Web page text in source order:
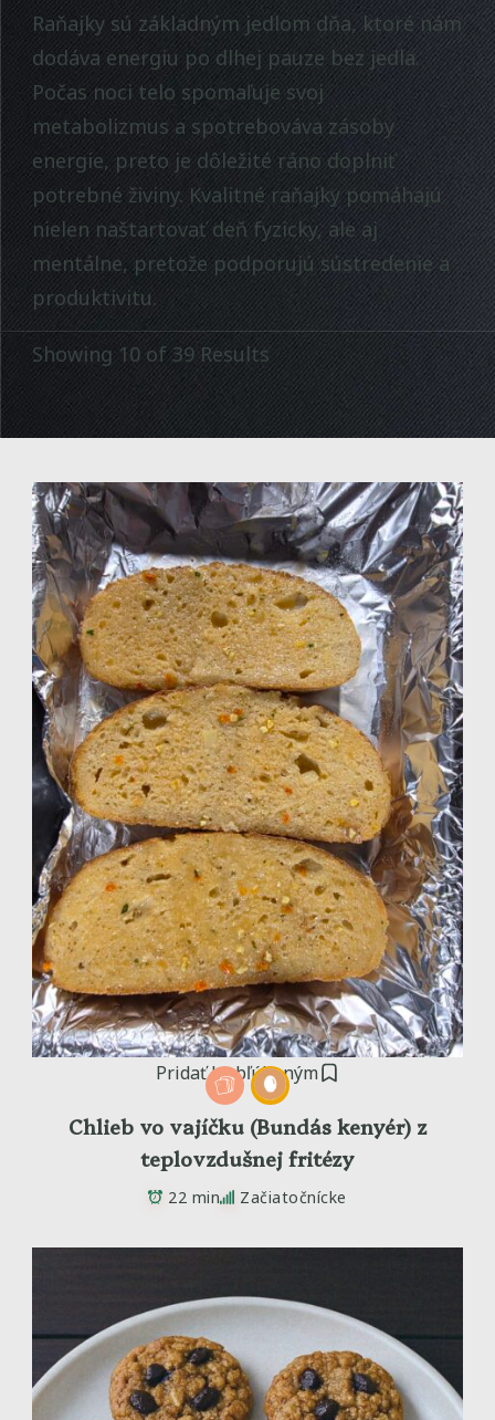
Raňajky sú základným jedlom dňa, ktoré nám
dodáva energiu po dlhej pauze bez jedla.
Počas noci telo spomaľuje svoj
metabolizmus a spotrebováva zásoby
energie, preto je dôležité ráno doplniť
potrebné živiny. Kvalitné raňajky pomáhajú
nielen naštartovať deň fyzicky, ale aj
mentálne, pretože podporujú sústredenie a
produktivitu.
Showing 10 of 39 Results
Pridať k obľúbeným
Chlieb vo vajíčku (Bundás kenyér) z
teplovzdušnej fritézy
22 min Začiatočnícke